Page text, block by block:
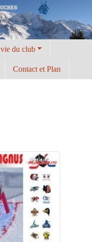
du club
Contact et Plan